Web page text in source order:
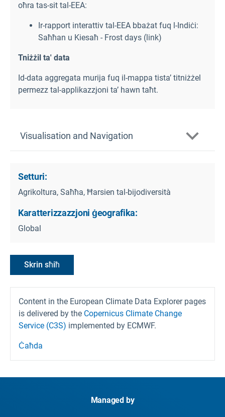
oħra tas-sit tal-EEA:
Ir-rapport interattiv tal-EEA bbażat fuq l-Indiċi:
Saħħan u Kiesaħ - Frost days (link)
Tniżżil ta' data
Id-data aggregata murija fuq il-mappa tista’ titniżżel
permezz tal-applikazzjoni ta’ hawn taħt.
Visualisation and Navigation
Setturi:
Agrikoltura, Saħħa, Ħarsien tal-bijodiversità
Karatterizzazzjoni ġeografika:
Global
Skrin sħiħ
Content in the European Climate Data Explorer pages
is delivered by the Copernicus Climate Change
Service (C3S) implemented by ECMWF.
Ċaħda
Managed by